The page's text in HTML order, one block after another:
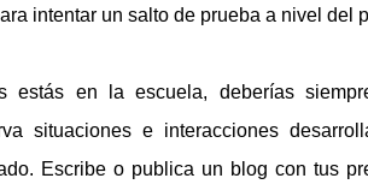
intentar un salto de prueba a nivel del
estás en la escuela, deberías
situaciones e interacciones
Escribe o publica un blog con tus